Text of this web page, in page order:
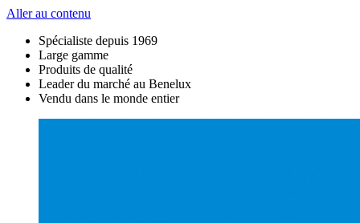
Aller au contenu
Spécialiste depuis 1969
Large gamme
Produits de qualité
Leader du marché au Benelux
Vendu dans le monde entier